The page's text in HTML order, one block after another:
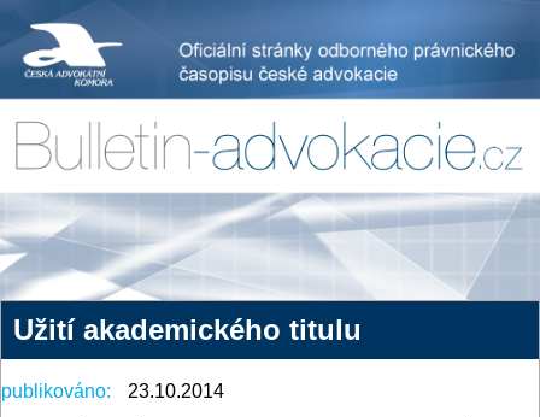
Užití akademického titulu
publikováno:
23.10.2014